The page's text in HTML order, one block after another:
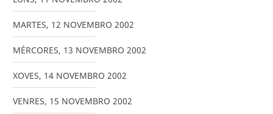
MARTES, 12 NOVEMBRO 2002
MÉRCORES, 13 NOVEMBRO 2002
XOVES, 14 NOVEMBRO 2002
VENRES, 15 NOVEMBRO 2002